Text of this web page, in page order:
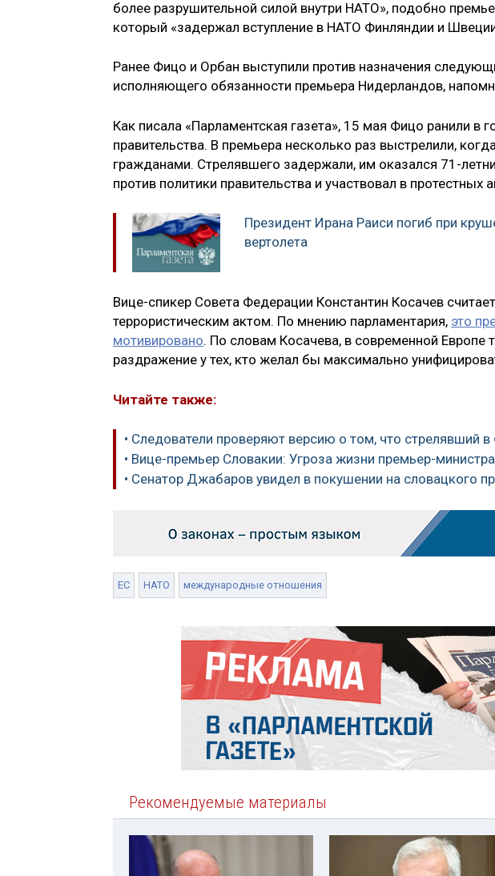
более разрушительной силой внутри НАТО», подобно
который «задержал вступление в НАТО Финляндии и
Ранее Фицо и Орбан выступили против назначения
исполняющего обязанности премьера Нидерландов,
Как писала «Парламентская газета», 15 мая Фицо ранили в
правительства. В премьера несколько раз выстрелили,
гражданами. Стрелявшего задержали, им оказался 71-
против политики правительства и участвовал в протестных
Президент Ирана Раиси погиб при
вертолета
Вице-спикер Совета Федерации Константин Косачев
террористическим актом. По мнению парламентария, это
мотивировано. По словам Косачева, в современной
раздражение у тех, кто желал бы максимально
Читайте также:
• Следователи проверяют версию о том, что стрелявший
• Вице-премьер Словакии: Угроза жизни премьер-
• Сенатор Джабаров увидел в покушении на словацкого
ЕС НАТО международные отношения
Рекомендуемые материалы